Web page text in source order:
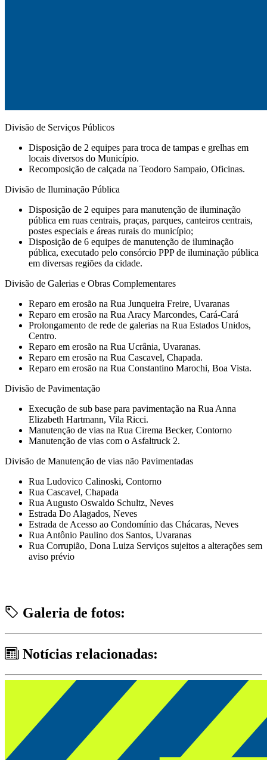
Divisão de Serviços Públicos
Disposição de 2 equipes para troca de tampas e grelhas em
locais diversos do Município.
Recomposição de calçada na Teodoro Sampaio, Oficinas.
Divisão de Iluminação Pública
Disposição de 2 equipes para manutenção de iluminação
pública em ruas centrais, praças, parques, canteiros centrais,
postes especiais e áreas rurais do município;
Disposição de 6 equipes de manutenção de iluminação
pública, executado pelo consórcio PPP de iluminação pública
em diversas regiões da cidade.
Divisão de Galerias e Obras Complementares
Reparo em erosão na Rua Junqueira Freire, Uvaranas
Reparo em erosão na Rua Aracy Marcondes, Cará-Cará
Prolongamento de rede de galerias na Rua Estados Unidos,
Centro.
Reparo em erosão na Rua Ucrânia, Uvaranas.
Reparo em erosão na Rua Cascavel, Chapada.
Reparo em erosão na Rua Constantino Marochi, Boa Vista.
Divisão de Pavimentação
Execução de sub base para pavimentação na Rua Anna
Elizabeth Hartmann, Vila Ricci.
Manutenção de vias na Rua Cirema Becker, Contorno
Manutenção de vias com o Asfaltruck 2.
Divisão de Manutenção de vias não Pavimentadas
Rua Ludovico Calinoski, Contorno
Rua Cascavel, Chapada
Rua Augusto Oswaldo Schultz, Neves
Estrada Do Alagados, Neves
Estrada de Acesso ao Condomínio das Chácaras, Neves
Rua Antônio Paulino dos Santos, Uvaranas
Rua Corrupião, Dona Luiza Serviços sujeitos a alterações sem
aviso prévio
Galeria de fotos:
Notícias relacionadas: